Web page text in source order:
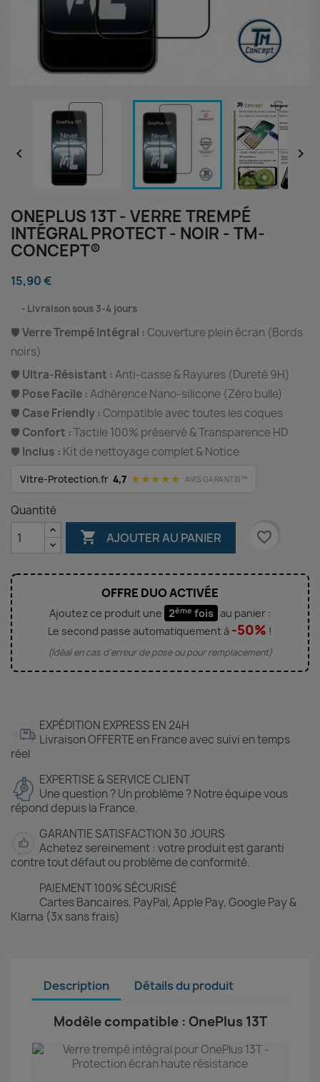
 
ONEPLUS 13T - VERRE TREMPÉ
INTÉGRAL PROTECT - NOIR - TM-
CONCEPT®
15,90 €
Livraison sous 3-4 jours
🛡️Verre Trempé Intégral : Couverture plein écran (Bords
noirs)
🛡️ Ultra-Résistant :Anti-casse & Rayures (Dureté 9H)
🛡️ Pose Facile :Adhérence Nano-silicone (Zéro bulle)
🛡️ Case Friendly : Compatible avec toutes les coques
🛡️ Confort :Tactile 100% préservé & Transparence HD
🛡️ Inclus : Kit de nettoyage complet & Notice
Vitre-Protection.fr 4,7 ★★★★★ AVIS GARANTIS™
Quantité
 AJOUTER AU PANIER favorite_border
OFFRE DUO ACTIVÉE
Ajoutez ce produit une 2ème fois au panier :
Le second passe automatiquement à -50% !
(Idéal en cas d'erreur de pose ou pour remplacement)
EXPÉDITION EXPRESS EN 24H
Livraison OFFERTE en France avec suivi en temps
réel
EXPERTISE & SERVICE CLIENT
Une question ? Un problème ? Notre équipe vous
répond depuis la France.
GARANTIE SATISFACTION 30 JOURS
Achetez sereinement : votre produit est garanti
contre tout défaut ou problème de conformité.
PAIEMENT 100% SÉCURISÉ
Cartes Bancaires, PayPal, Apple Pay, Google Pay &
Klarna (3x sans frais)
Description Détails du produit
Modèle compatible : OnePlus 13T